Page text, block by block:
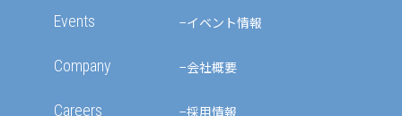
Events イベント情報
Company 会社概要
Careers 採用情報